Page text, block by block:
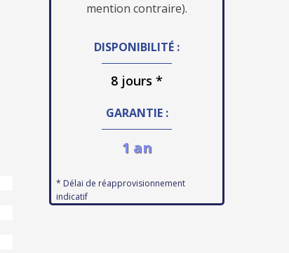
mention contraire).
DISPONIBILITÉ :
8 jours *
GARANTIE :
1 an
* Délai de réapprovisionnement
indicatif